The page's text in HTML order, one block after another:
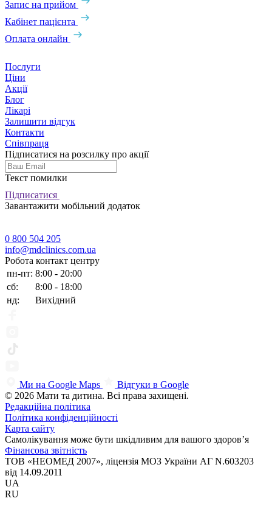
Запис на прийом
Кабінет пацієнта
Оплата онлайн
Послуги
Ціни
Акції
Блог
Лікарі
Залишити відгук
Контакти
Співпраця
Підписатися на розсилку про акції
Текст помилки
Підписатися
Завантажити мобільний додаток
0 800 504 205
info@mdclinics.com.ua
Робота контакт центру
пн-пт: 8:00 - 20:00
сб:
8:00 - 18:00
нд:
Вихідний
Ми на Google Maps
Відгуки в Google
© 2026 Мати та дитина. Всі права захищені.
Редакційна політика
Політика конфіденційності
Карта сайту
Самолікування може бути шкідливим для вашого здоров’я
Фінансова звітність
ТОВ «НЕОМЕД 2007», ліцензія МОЗ України АГ N.603203
від 14.09.2011
UA
RU